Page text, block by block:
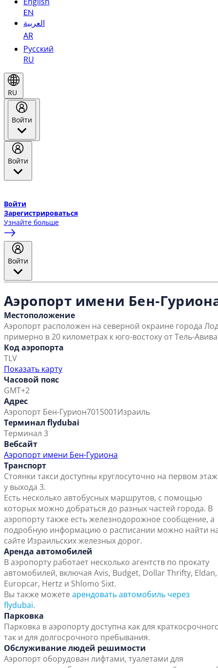
EN
العربية
AR
Русский
RU
RU
Войти
Войти
Войти
Зарегистрироваться
Узнайте больше
Войти
Аэропорт имени Бен-
Местоположение
Аэропорт расположен на северной окраине города
примерно в 20 километрах к юго-востоку от Тель-
Код аэропорта
TLV
Показать карту
Часовой пояс
GMT+2
Адрес
Аэропорт Бен-Гурион7015001Израиль
Терминал flydubai
Терминал 3
Вебсайт
Аэропорт имени Бен-Гуриона
Транспорт
Стоянки такси доступны круглосуточно на первом
у выхода 3.
Есть несколько автобусных маршрутов, с помощью
которых можно добраться до разных частей города. В
аэропорту также есть железнодорожное сообщение, а
подробную информацию о расписании можно найти
сайте Израильских железных дорог.
Аренда автомобилей
В аэропорту работает несколько агентств по прокату
автомобилей, включая Avis, Budget, Dollar Thrifty, Eldan,
Europcar, Hertz и Shlomo Sixt.
Вы также можете арендовать автомобиль через
flydubai.
Парковка
Парковка в аэропорту доступна как для
так и для долгосрочного пребывания.
Обслуживание людей решимости
Аэропорт оборудован лифтами, туалетами для